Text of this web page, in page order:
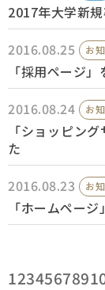
2017年大学新
2016.08.25
お
「採用ページ
2016.08.24
お
「ショッピン
た
2016.08.23
お
「ホームペー
123456789